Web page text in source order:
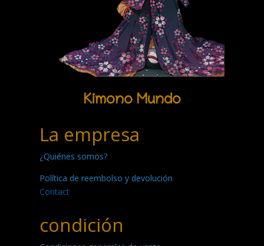
Kimono Mundo
La empresa
¿Quiénes somos?
Política de reembolso y devolución
Contact
condición